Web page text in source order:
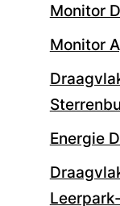
Monitor
Monitor
Energie